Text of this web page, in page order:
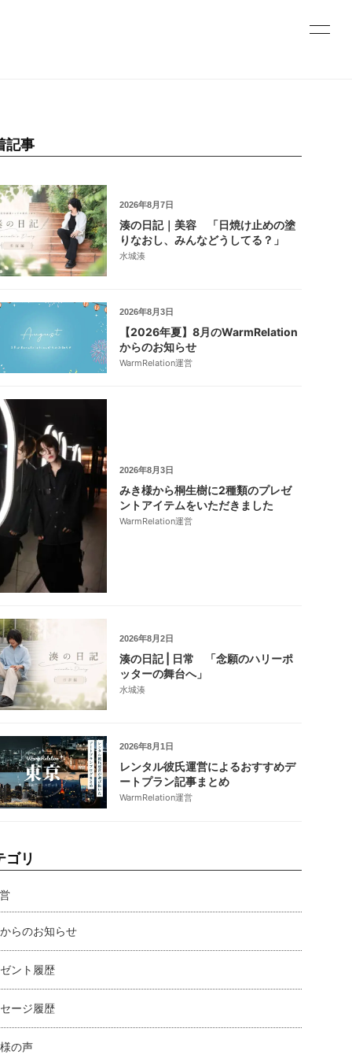
記事
2026年8月7日
湊の日記｜美容 「日焼け止めの塗
りなおし、みんなどうしてる？」
水城湊
2026年8月3日
【2026年夏】8月のWarmRelation
からのお知らせ
WarmRelation運営
2026年8月3日
みき様から桐生樹に2種類のプレゼ
ントアイテムをいただきました
WarmRelation運営
2026年8月2日
湊の日記 | 日常 「念願のハリーポ
ッターの舞台へ」
水城湊
2026年8月1日
レンタル彼氏運営によるおすすめデ
ートプラン記事まとめ
WarmRelation運営
ゴリ
らのお知らせ
ント履歴
ージ履歴
の声